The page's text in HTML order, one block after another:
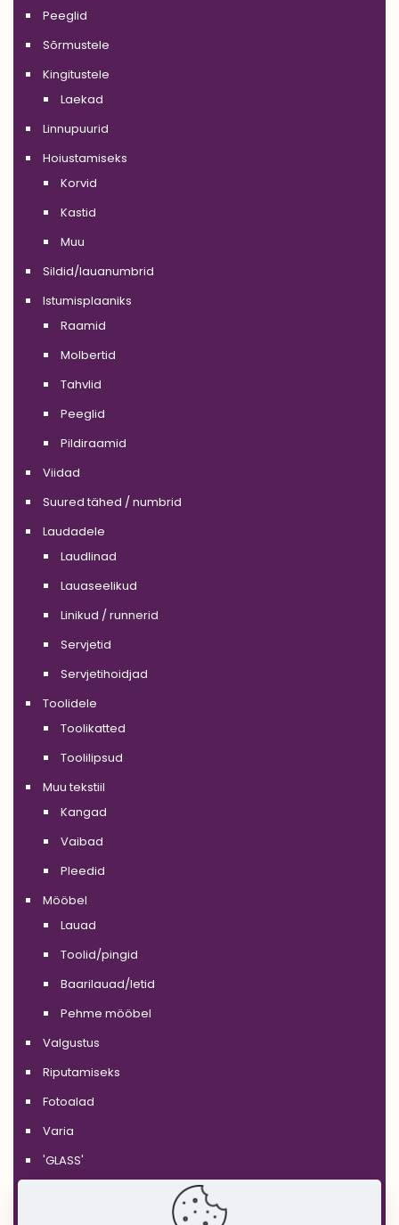
Peeglid
Sõrmustele
Kingitustele
Laekad
Linnupuurid
Hoiustamiseks
Korvid
Kastid
Muu
Sildid/lauanumbrid
Istumisplaaniks
Raamid
Molbertid
Tahvlid
Peeglid
Pildiraamid
Viidad
Suured tähed / numbrid
Laudadele
Laudlinad
Lauaseelikud
Linikud / runnerid
Servjetid
Servjetihoidjad
Toolidele
Toolikatted
Toolilipsud
Muu tekstiil
Kangad
Vaibad
Pleedid
Mööbel
Lauad
Toolid/pingid
Baarilauad/letid
Pehme mööbel
Valgustus
Riputamiseks
Fotoalad
Varia
'GLASS'